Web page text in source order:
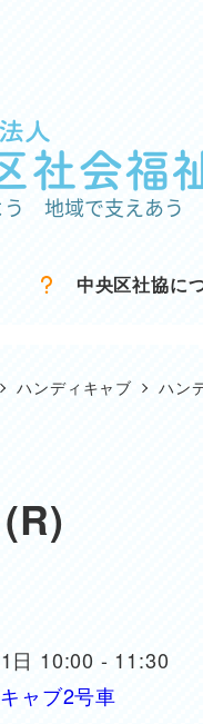
中央区社協に
ハンディキャブ ハン
日 10:00 - 11:30
ャブ2号車